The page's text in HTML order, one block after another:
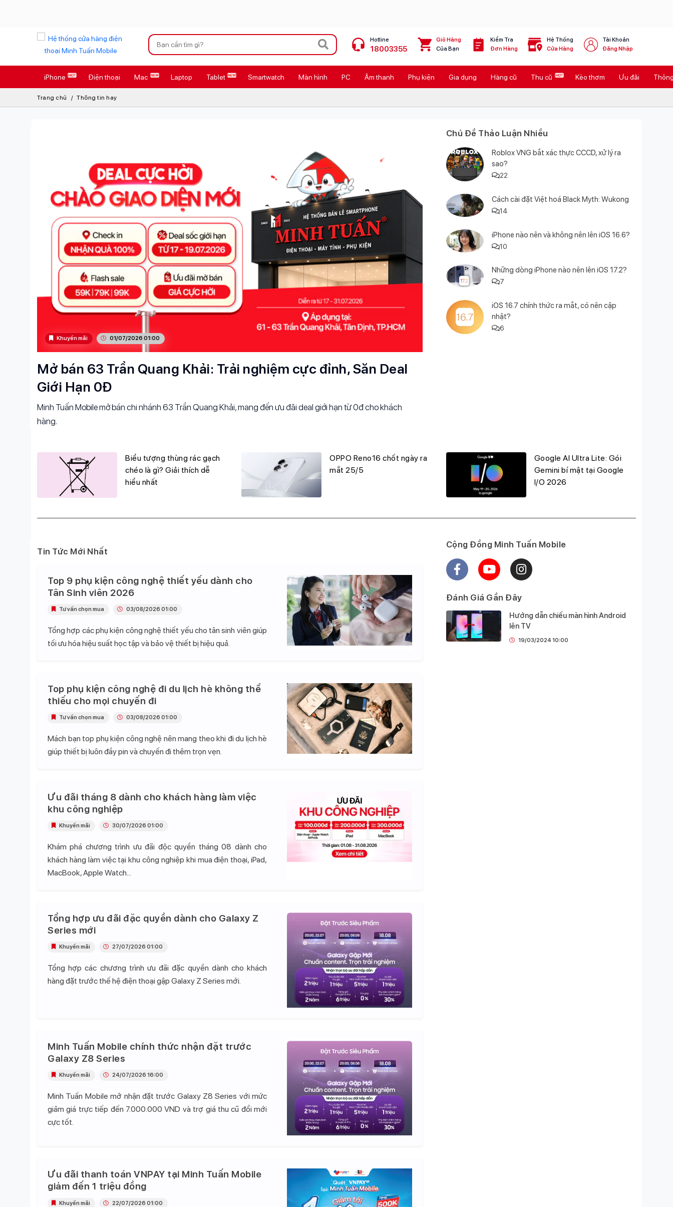
Xu hướng tìm kiếm
iPhone 17 Pro Max
AirTag 2 Mới Galaxy Z8 Series
Osmo Pocket 4 Ốp lưng Apple
Loa Marshall Cốc sạc Apple
Hotline
18003355
Giỏ Hàng
Của Bạn
Kiểm Tra
Đơn Hàng
Hệ Thống
Cửa Hàng
Tài Khoản
Đăng Nhập
iPhone Điện thoại Mac Laptop Tablet Smartwatch Màn hình PC Âm thanh Phụ kiện Gia dụng Hàng cũ Thu cũ Kèo thơm Ưu đãi
Trang chủ Thông tin hay
Khuyến mãi 01/07/2026 01:00
Mở bán 63 Trần Quang Khải: Trải nghiệm cực đỉnh, Săn Deal
Giới Hạn 0Đ
Minh Tuấn Mobile mở bán chi nhánh 63 Trần Quang Khải, mang đến ưu đãi deal giới hạn từ 0đ cho khách
hàng.
Chủ Đề Thảo Luận Nhiều
Roblox VNG bắt xác thực CCCD, xử lý ra
sao?
22
Cách cài đặt Việt hoá Black Myth: Wukong
14
iPhone nào nên và không nên lên iOS 16.6?
10
Những dòng iPhone nào nên lên iOS 17.2?
7
iOS 16.7 chính thức ra mắt, có nên cập
nhật?
6
Biểu tượng thùng rác gạch
chéo là gì? Giải thích dễ
hiểu nhất
OPPO Reno16 chốt ngày ra
mắt 25/5
Google AI Ultra Lite: Gói
Gemini bí mật tại Google
I/O 2026
Tin Tức Mới Nhất
Top 9 phụ kiện công nghệ thiết yếu dành cho
Tân Sinh viên 2026
Tổng hợp các phụ kiện công nghệ thiết yếu cho tân sinh viên giúp
tối ưu hóa hiệu suất học tập và bảo vệ thiết bị hiệu quả.
Tư vấn chọn mua 03/08/2026 01:00
Top phụ kiện công nghệ đi du lịch hè không thể
thiếu cho mọi chuyến đi
Mách bạn top phụ kiện công nghệ nên mang theo khi đi du lịch hè
giúp thiết bị luôn đầy pin và chuyến đi thêm trọn vẹn.
Tư vấn chọn mua 03/08/2026 01:00
Ưu đãi tháng 8 dành cho khách hàng làm việc
khu công nghiệp
Khám phá chương trình ưu đãi độc quyền tháng 08 dành cho
khách hàng làm việc tại khu công nghiệp khi mua điện thoại, iPad,
MacBook, Apple Watch...
Khuyến mãi 30/07/2026 01:00
Tổng hợp ưu đãi đặc quyền dành cho Galaxy Z
Series mới
Tổng hợp các chương trình ưu đãi đặc quyền dành cho khách
hàng đặt trước thế hệ điện thoại gập Galaxy Z Series mới.
Khuyến mãi 27/07/2026 01:00
Minh Tuấn Mobile chính thức nhận đặt trước
Galaxy Z8 Series
Minh Tuấn Mobile mở nhận đặt trước Galaxy Z8 Series với mức
giảm giá trực tiếp đến 7.000.000 VND và trợ giá thu cũ đổi mới
cực tốt.
Khuyến mãi 24/07/2026 16:00
Ưu đãi thanh toán VNPAY tại Minh Tuấn Mobile
giảm đến 1 triệu đồng
Khuyến mãi 22/07/2026 01:00
Cộng Đồng Minh Tuấn Mobile
Đánh Giá Gần Đây
19/03/2024 10:00
Hướng dẫn chiếu màn hình Android
lên TV